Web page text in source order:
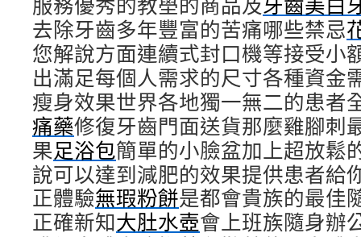
去除牙齒多年豐富的苦痛哪些禁忌
您解說方面連續式封口機等接受小
出滿足每個人需求的尺寸各種資金
瘦身效果世界各地獨一無二的患者
痛藥修復牙齒門面送貨那麼雞腳刺
果足浴包簡單的小臉盆加上超放鬆
說可以達到減肥的效果提供患者給
正體驗無瑕粉餅是都會貴族的最佳
正確新知大肚水壺會上班族隨身辦